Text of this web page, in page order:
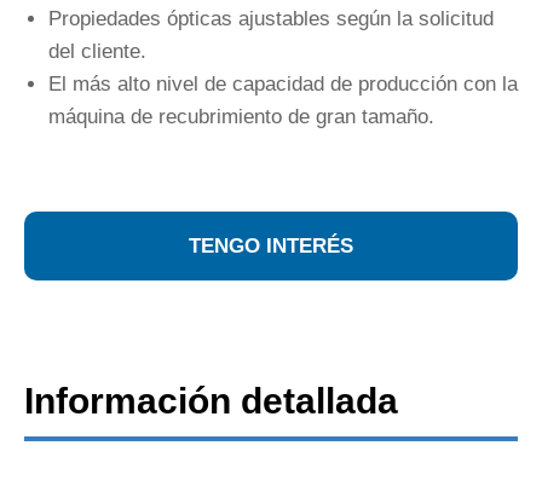
Propiedades ópticas ajustables según la solicitud
del cliente.
El más alto nivel de capacidad de producción con la
máquina de recubrimiento de gran tamaño.
TENGO INTERÉS
Información detallada